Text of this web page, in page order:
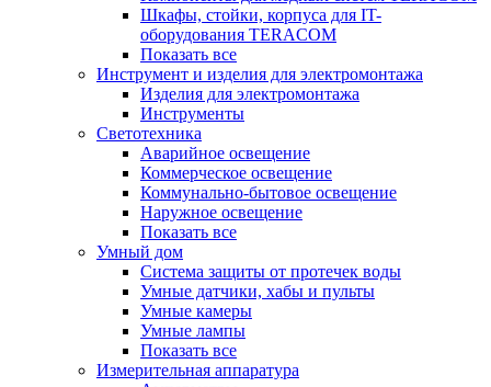
Шкафы, стойки, корпуса для IT-
оборудования TERACOM
Показать все
Инструмент и изделия для электромонтажа
Изделия для электромонтажа
Инструменты
Светотехника
Аварийное освещение
Коммерческое освещение
Коммунально-бытовое освещение
Наружное освещение
Показать все
Умный дом
Система защиты от протечек воды
Умные датчики, хабы и пульты
Умные камеры
Умные лампы
Показать все
Измерительная аппаратура